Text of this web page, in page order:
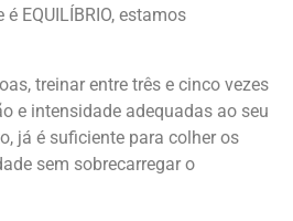
EQUILÍBRIO, estamos
treinar entre três e cinco vezes
e intensidade adequadas ao seu
já é suficiente para colher os
sem sobrecarregar o